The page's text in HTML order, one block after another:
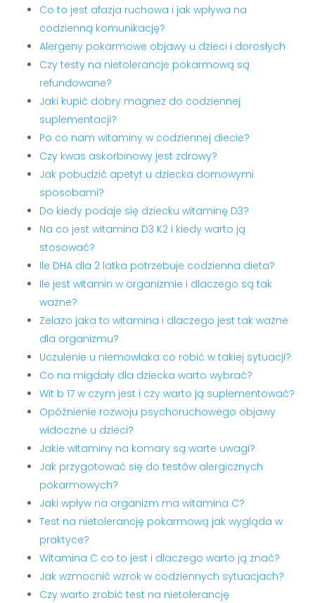
Co to jest afazja ruchowa i jak wpływa na
codzienną komunikację?
Alergeny pokarmowe objawy u dzieci i dorosłych
Czy testy na nietolerancje pokarmową są
refundowane?
Jaki kupić dobry magnez do codziennej
suplementacji?
Po co nam witaminy w codziennej diecie?
Czy kwas askorbinowy jest zdrowy?
Jak pobudzić apetyt u dziecka domowymi
sposobami?
Do kiedy podaje się dziecku witaminę D3?
Na co jest witamina D3 K2 i kiedy warto ją
stosować?
Ile DHA dla 2 latka potrzebuje codzienna dieta?
Ile jest witamin w organizmie i dlaczego są tak
ważne?
Żelazo jaka to witamina i dlaczego jest tak ważne
dla organizmu?
Uczulenie u niemowlaka co robić w takiej sytuacji?
Co na migdały dla dziecka warto wybrać?
Wit b 17 w czym jest i czy warto ją suplementować?
Opóźnienie rozwoju psychoruchowego objawy
widoczne u dzieci?
Jakie witaminy na komary są warte uwagi?
Jak przygotować się do testów alergicznych
pokarmowych?
Jaki wpływ na organizm ma witamina C?
Test na nietolerancję pokarmową jak wygląda w
praktyce?
Witamina C co to jest i dlaczego warto ją znać?
Jak wzmocnić wzrok w codziennych sytuacjach?
Czy warto zrobić test na nietolerancję